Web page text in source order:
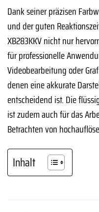
Dank seiner präzisen
und der guten
XB283KKV nicht nur
für professionelle
Videobearbeitung oder
denen eine akkurate
entscheidend ist. Die
ist zudem auch für das
Betrachten von
Inhalt